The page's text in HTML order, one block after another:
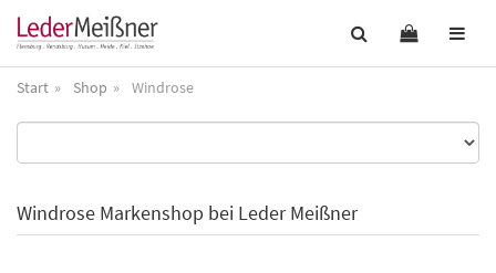
Start Shop Windrose
Windrose Markenshop bei Leder Meißner